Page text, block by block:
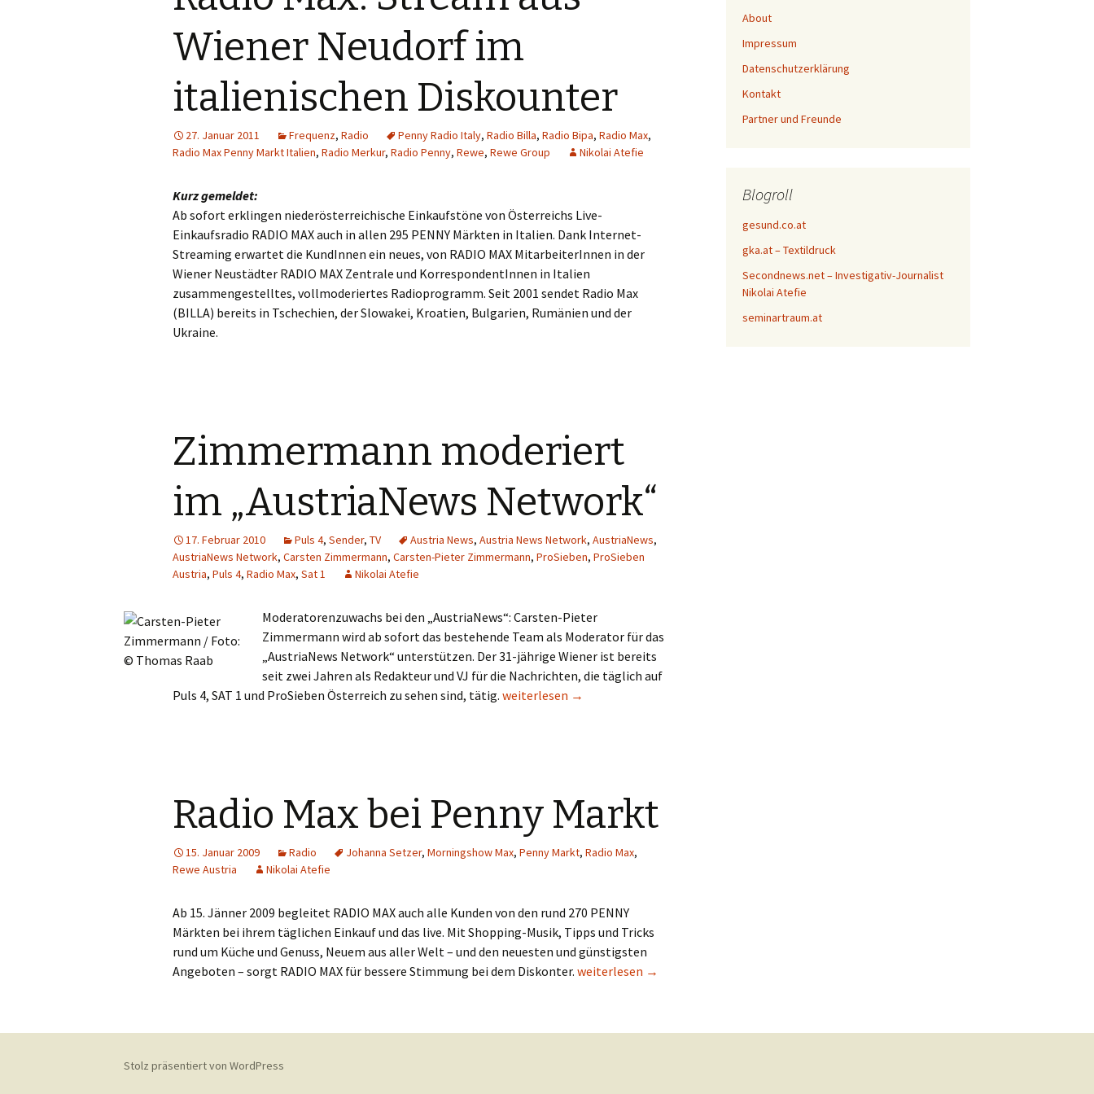
Sendungen
Pro7
Puls TV
RTL
RTL 2
Sat.1
F
G
H
K
L
N
Q
R
S
T
V
W
Wiener Neudorf im
italienischen Diskounter
27. Januar 2011 Frequenz, Radio Penny Radio Italy, Radio Billa, Radio Bipa, Radio Max,
Radio Max Penny Markt Italien, Radio Merkur, Radio Penny, Rewe, Rewe Group Nikolai Atefie
Kurz gemeldet:
Ab sofort erklingen niederösterreichische Einkaufstöne von Österreichs Live-
Einkaufsradio RADIO MAX auch in allen 295 PENNY Märkten in Italien. Dank Internet-
Streaming erwartet die KundInnen ein neues, von RADIO MAX MitarbeiterInnen in der
Wiener Neustädter RADIO MAX Zentrale und KorrespondentInnen in Italien
zusammengestelltes, vollmoderiertes Radioprogramm. Seit 2001 sendet Radio Max
(BILLA) bereits in Tschechien, der Slowakei, Kroatien, Bulgarien, Rumänien und der
Ukraine.
Zimmermann moderiert
im „AustriaNews Network“
17. Februar 2010 Puls 4, Sender, TV Austria News, Austria News Network, AustriaNews,
AustriaNews Network, Carsten Zimmermann, Carsten-Pieter Zimmermann, ProSieben, ProSieben
Austria, Puls 4, Radio Max, Sat 1 Nikolai Atefie
Moderatorenzuwachs bei den „AustriaNews“: Carsten-Pieter
Zimmermann wird ab sofort das bestehende Team als Moderator für das
„AustriaNews Network“ unterstützen. Der 31-jährige Wiener ist bereits
seit zwei Jahren als Redakteur und VJ für die Nachrichten, die täglich auf
Puls 4, SAT 1 und ProSieben Österreich zu sehen sind, tätig. Zimmermann moderiert im „AustriaNews Network“
weiterlesen →
Radio Max bei Penny Markt
15. Januar 2009 Radio Johanna Setzer, Morningshow Max, Penny Markt, Radio Max,
Rewe Austria
Nikolai Atefie
Ab 15. Jänner 2009 begleitet RADIO MAX auch alle Kunden von den rund 270 PENNY
Märkten bei ihrem täglichen Einkauf und das live. Mit Shopping-Musik, Tipps und Tricks
rund um Küche und Genuss, Neuem aus aller Welt – und den neuesten und günstigsten
Angeboten – sorgt RADIO MAX für bessere Stimmung bei dem Diskonter. Radio Max bei Penny Markt
weiterlesen →
About
Impressum
Datenschutzerklärung
Kontakt
Partner und Freunde
Blogroll
gesund.co.at
gka.at – Textildruck
Secondnews.net – Investigativ-Journalist
Nikolai Atefie
seminartraum.at
Stolz präsentiert von WordPress